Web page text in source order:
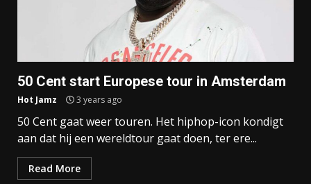
50 Cent start Europese tour in Amsterdam
Hot Jamz 3 years ago
50 Cent gaat weer touren. Het hiphop-icon kondigt
aan dat hij een wereldtour gaat doen, ter ere...
Read More